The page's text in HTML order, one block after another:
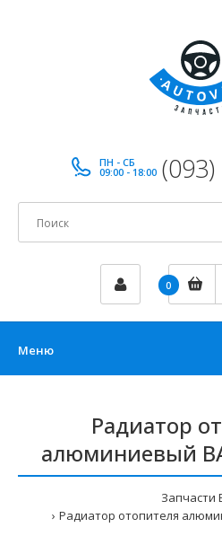
ПН - СБ
09:00 - 18:00
0
Меню
Радиатор
алюминиевый
Запчасти
Радиатор отопителя